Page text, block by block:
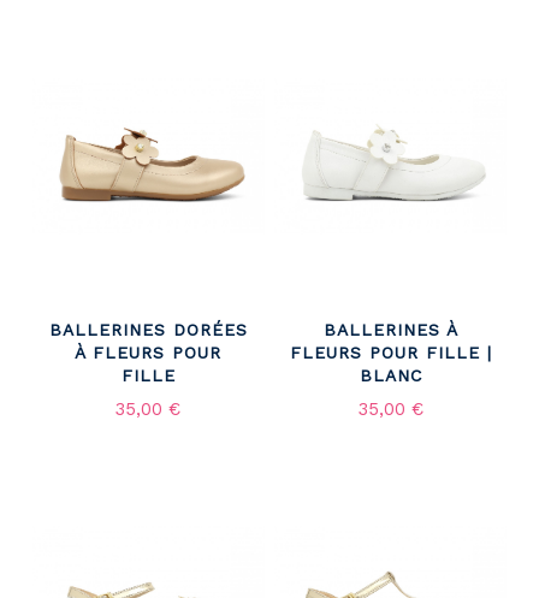
BALLERINES DORÉES
À FLEURS POUR
FILLE
35,00 €
BALLERINES À
FLEURS POUR FILLE |
BLANC
35,00 €